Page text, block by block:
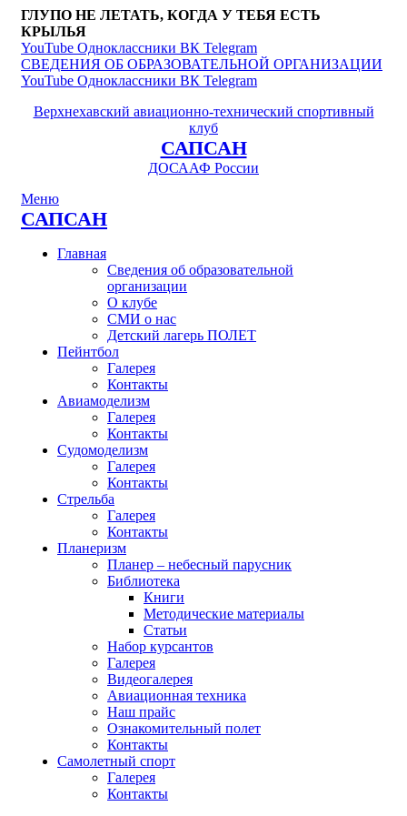
ГЛУПО НЕ ЛЕТАТЬ, КОГДА У ТЕБЯ ЕСТЬ
КРЫЛЬЯ
YouTube Одноклассники ВК Telegram
СВЕДЕНИЯ ОБ ОБРАЗОВАТЕЛЬНОЙ ОРГАНИЗАЦИИ
YouTube Одноклассники ВК Telegram
Верхнехавский авиационно-технический спортивный
клуб
САПСАН
ДОСААФ России
Меню
САПСАН
Главная
Сведения об образовательной
организации
О клубе
СМИ о нас
Детский лагерь ПОЛЕТ
Пейнтбол
Галерея
Контакты
Авиамоделизм
Галерея
Контакты
Судомоделизм
Галерея
Контакты
Стрельба
Галерея
Контакты
Планеризм
Планер – небесный парусник
Библиотека
Книги
Методические материалы
Статьи
Набор курсантов
Галерея
Видеогалерея
Авиационная техника
Наш прайс
Ознакомительный полет
Контакты
Самолетный спорт
Галерея
Контакты